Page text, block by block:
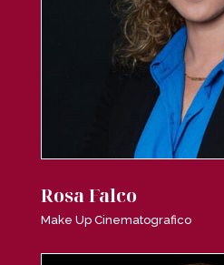
Rosa Falco
Make Up Cinematografico